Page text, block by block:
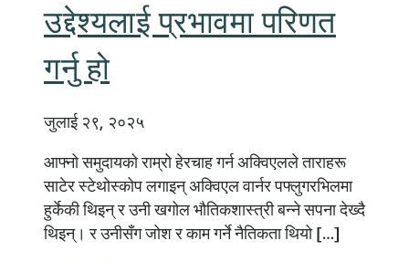
उद्देश्यलाई प्रभावमा परिणत
गर्नु हो
जुलाई २९, २०२५
आफ्नो समुदायको राम्रो हेरचाह गर्न अक्विएलले ताराहरू
साटेर स्टेथोस्कोप लगाइन् अक्विएल वार्नर पफ्लुगरभिलमा
हुर्केकी थिइन् र उनी खगोल भौतिकशास्त्री बन्ने सपना देख्दै
थिइन्। र उनीसँग जोश र काम गर्ने नैतिकता थियो […]